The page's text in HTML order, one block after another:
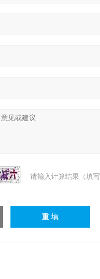
请输入计算结果（填